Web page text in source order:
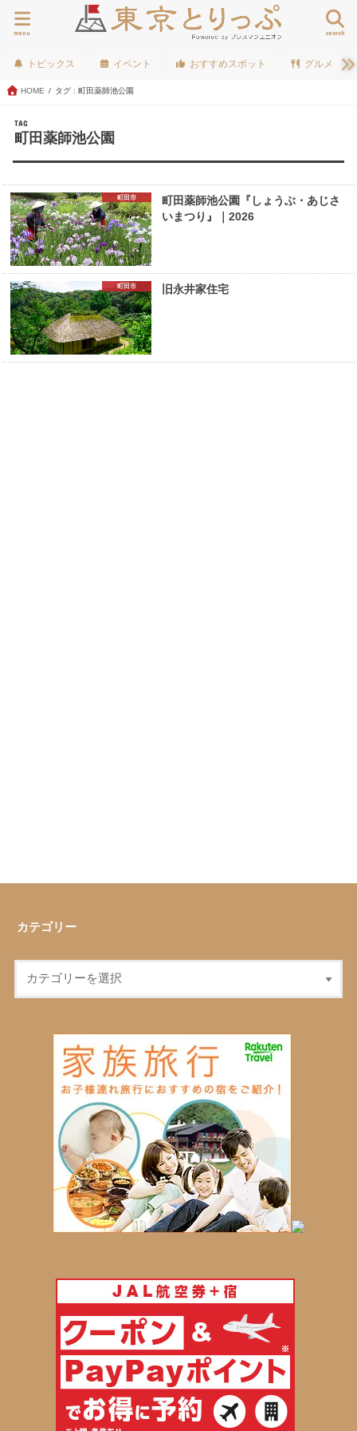
search
menu
トピックス イベント おすすめスポット グルメ
HOME タグ : 町田薬師池公園
TAG
町田薬師池公園
町田市
町田薬師池公園『しょうぶ・あじさ
いまつり』｜2026
町田市 旧永井家住宅
カテゴリー